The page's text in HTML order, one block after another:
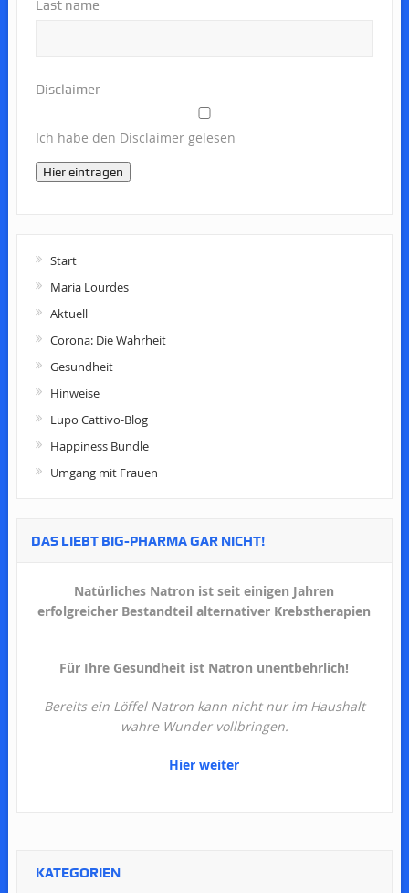
Last name
Disclaimer
Ich habe den Disclaimer gelesen
Hier eintragen
Start
Maria Lourdes
Aktuell
Corona: Die Wahrheit
Gesundheit
Hinweise
Lupo Cattivo-Blog
Happiness Bundle
Umgang mit Frauen
DAS LIEBT BIG-PHARMA GAR NICHT!
Natürliches Natron ist seit einigen Jahren
erfolgreicher Bestandteil alternativer Krebstherapien
Für Ihre Gesundheit ist Natron unentbehrlich!
Bereits ein Löffel Natron kann nicht nur im Haushalt
wahre Wunder vollbringen.
Hier weiter
KATEGORIEN